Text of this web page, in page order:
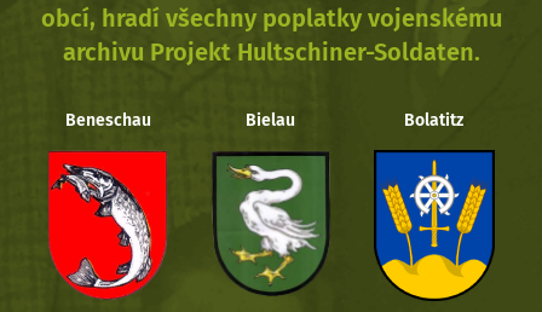
obcí, hradí všechny poplatky vojenskému
archivu Projekt Hultschiner-Soldaten.
Beneschau Bielau Bolatitz